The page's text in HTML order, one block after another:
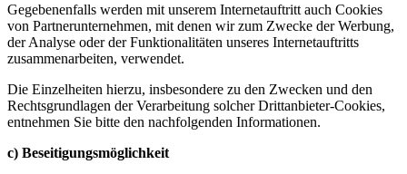
Gegebenenfalls werden mit unserem Internetauftritt auch Cookies
von Partnerunternehmen, mit denen wir zum Zwecke der Werbung,
der Analyse oder der Funktionalitäten unseres Internetauftritts
zusammenarbeiten, verwendet.
Die Einzelheiten hierzu, insbesondere zu den Zwecken und den
Rechtsgrundlagen der Verarbeitung solcher Drittanbieter-Cookies,
entnehmen Sie bitte den nachfolgenden Informationen.
c) Beseitigungsmöglichkeit